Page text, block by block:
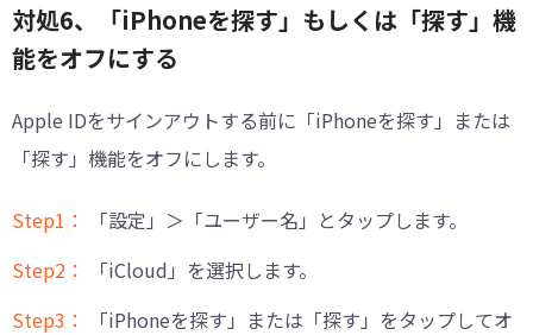
対処6、「iPhoneを探す」もしくは「探す」機
能をオフにする
Apple IDをサインアウトする前に「iPhoneを探す」または
「探す」機能をオフにします。
Step1：
「設定」＞「ユーザー名」とタップします。
Step2：
「iCloud」を選択します。
Step3：
「iPhoneを探す」または「探す」をタップしてオ